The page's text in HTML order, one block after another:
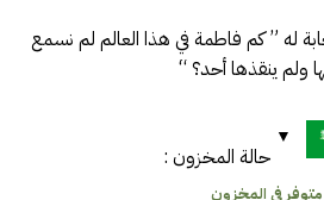
له ” كم فاطمة في هذا العالم لم نسمع
ولم ينقذها أحد؟ “
حالة المخزون :
متوفر في المخزون